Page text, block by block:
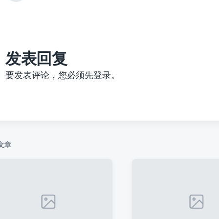
篇
发表回复
要发表评论，您必须先登录。
章